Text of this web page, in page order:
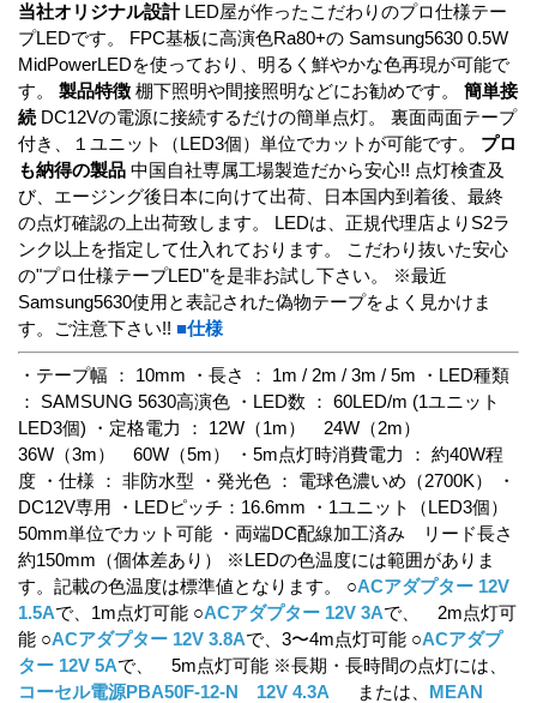
当社オリジナル設計LED屋が作ったこだわりのプロ仕様テー
プLEDです。 FPC基板に高演色Ra80+の Samsung5630 0.5W
MidPowerLEDを使っており、明るく鮮やかな色再現が可能で
す。 製品特徴 棚下照明や間接照明などにお勧めです。 簡単接
続 DC12Vの電源に接続するだけの簡単点灯。 裏面両面テープ
付き、１ユニット（LED3個）単位でカットが可能です。 プロ
も納得の製品 中国自社専属工場製造だから安心!! 点灯検査及
び、エージング後日本に向けて出荷、日本国内到着後、最終
の点灯確認の上出荷致します。 LEDは、正規代理店よりS2ラ
ンク以上を指定して仕入れております。 こだわり抜いた安心
の"プロ仕様テープLED"を是非お試し下さい。 ※最近
Samsung5630使用と表記された偽物テープをよく見かけま
す。ご注意下さい!! ■仕様
・テープ幅 ： 10mm ・長さ ： 1m / 2m / 3m / 5m ・LED種類
： SAMSUNG 5630高演色 ・LED数 ： 60LED/m (1ユニット
LED3個) ・定格電力 ： 12W（1m） 24W（2m）
36W（3m） 60W（5m） ・5m点灯時消費電力 ： 約40W程
度 ・仕様 ： 非防水型 ・発光色 ： 電球色濃いめ（2700K） ・
DC12V専用 ・LEDピッチ：16.6mm ・1ユニット（LED3個）
50mm単位でカット可能 ・両端DC配線加工済み リード長さ
約150mm（個体差あり） ※LEDの色温度には範囲がありま
す。記載の色温度は標準値となります。 ○ACアダプター 12V
1.5Aで、1m点灯可能 ○ACアダプター 12V 3Aで、 2m点灯可
能 ○ACアダプター 12V 3.8Aで、3〜4m点灯可能 ○ACアダプ
ター 12V 5Aで、 5m点灯可能 ※長期・長時間の点灯には、
コーセル電源PBA50F-12-N 12V 4.3A または、 MEAN